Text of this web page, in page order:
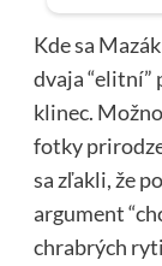
Kde sa
dvaja
klinec.
fotky
sa zľakli, že
argument
chrabrých